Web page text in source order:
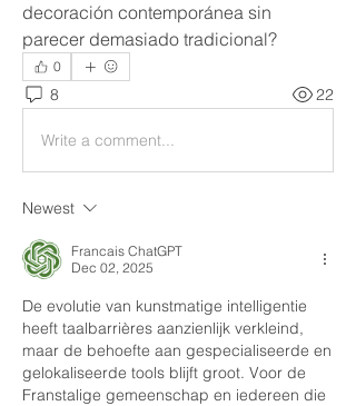
decoración contemporánea sin
parecer demasiado tradicional?
0
8 22
Write a comment...
Newest
Francais ChatGPT
Dec 02, 2025
De evolutie van kunstmatige intelligentie
heeft taalbarrières aanzienlijk verkleind,
maar de behoefte aan gespecialiseerde en
gelokaliseerde tools blijft groot. Voor de
Franstalige gemeenschap en iedereen die